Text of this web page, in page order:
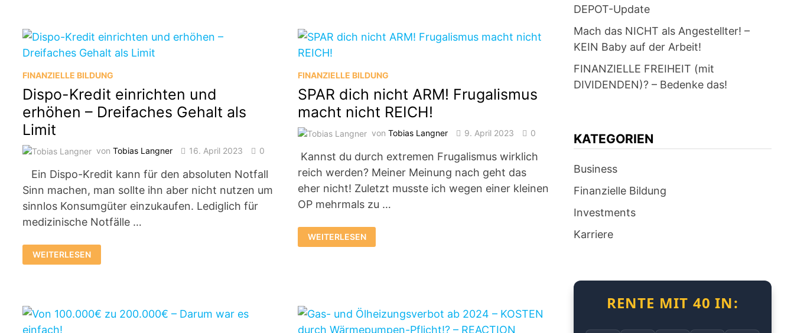
SELBEN
ARBEITGEBER!
FINANZIELLE BILDUNG
Dispo-Kredit einrichten und
erhöhen – Dreifaches Gehalt als
Limit
vonTobias Langner 16. April 2023 0
Ein Dispo-Kredit kann für den absoluten Notfall
Sinn machen, man sollte ihn aber nicht nutzen um
sinnlos Konsumgüter einzukaufen. Lediglich für
medizinische Notfälle …
DISPO-
KREDIT
EINRICHTEN
GEHALT
ALS
LIMIT
WEITERLESEN
FINANZIELLE BILDUNG
SPAR dich nicht ARM! Frugalismus
macht nicht REICH!
von Tobias Langner 9. April 2023 0
Kannst du durch extremen Frugalismus wirklich
reich werden? Meiner Meinung nach geht das
eher nicht! Zuletzt musste ich wegen einer kleinen
OP mehrmals zu …
SPAR
DICH
NICHT
WEITERLESEN
DEPOT-Update
Mach das NICHT als Angestellter! –
KEIN Baby auf der Arbeit!
FINANZIELLE FREIHEIT (mit
DIVIDENDEN)? – Bedenke das!
KATEGORIEN
Business
Finanzielle Bildung
Investments
Karriere
RENTE MIT 40 IN: